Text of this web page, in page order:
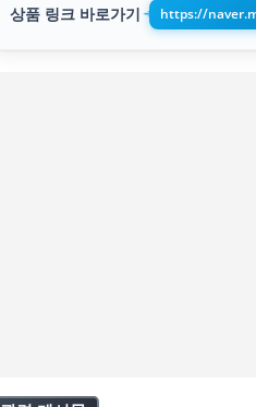
상품 링크 바로가기 ➔ https://